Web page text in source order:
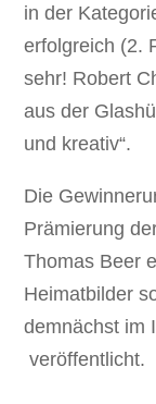
in der
erfolgreich (2.
sehr! Robert
aus der
und kreativ“.
Die
Prämierung
Thomas Beer
Heimatbilder
demnächst im
veröffentlicht.